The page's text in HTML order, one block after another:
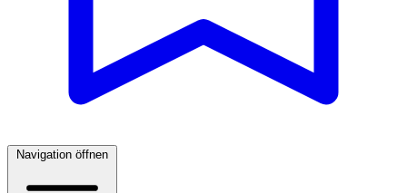
Navigation öffnen